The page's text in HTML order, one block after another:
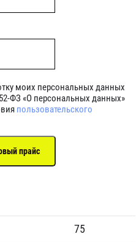
моих персональных данных
ФЗ «О персональных данных»
пользовательского
75